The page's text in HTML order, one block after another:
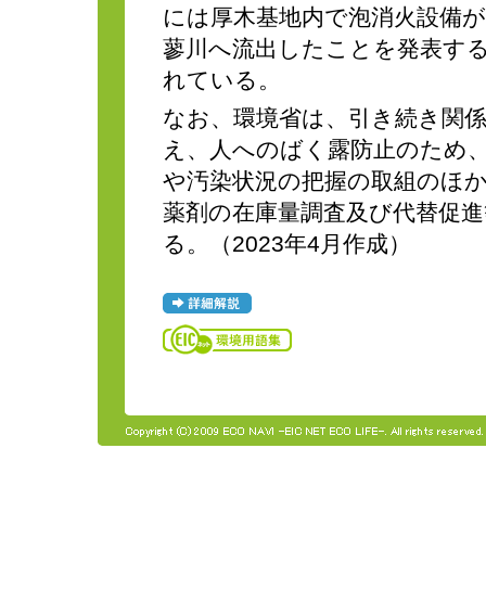
には厚木基地内で泡消火設備
蓼川へ流出したことを発表す
れている。
なお、環境省は、引き続き関
え、人へのばく露防止のため
や汚染状況の把握の取組のほ
薬剤の在庫量調査及び代替促
る。（2023年4月作成）